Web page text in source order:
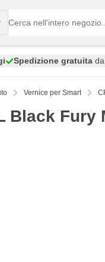
Spedizione gratuita
Vernice per Smart
Black